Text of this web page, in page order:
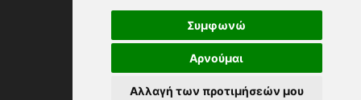
Συμφωνώ
Αρνούμαι
Αλλαγή των προτιμήσεών μου
Powered byrmi.gr